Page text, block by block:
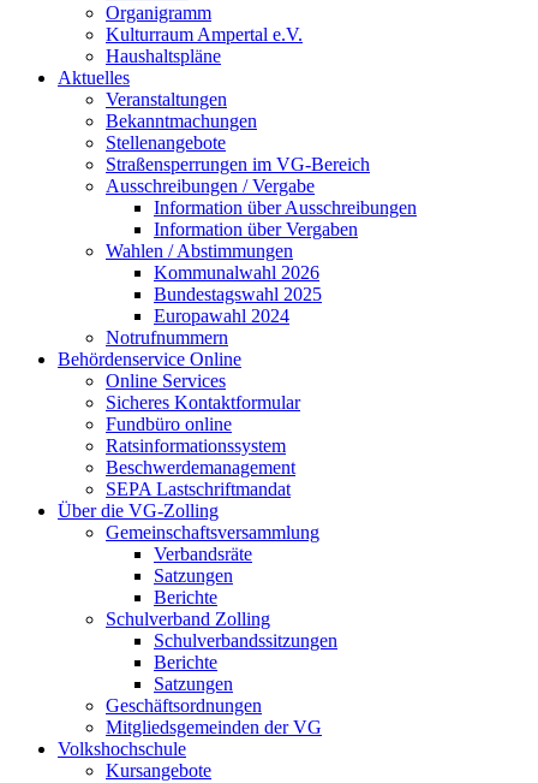
Organigramm
Kulturraum Ampertal e.V.
Haushaltspläne
Aktuelles
Veranstaltungen
Bekanntmachungen
Stellenangebote
Straßensperrungen im VG-Bereich
Ausschreibungen / Vergabe
Information über Ausschreibungen
Information über Vergaben
Wahlen / Abstimmungen
Kommunalwahl 2026
Bundestagswahl 2025
Europawahl 2024
Notrufnummern
Behördenservice Online
Online Services
Sicheres Kontaktformular
Fundbüro online
Ratsinformationssystem
Beschwerdemanagement
SEPA Lastschriftmandat
Über die VG-Zolling
Gemeinschaftsversammlung
Verbandsräte
Satzungen
Berichte
Schulverband Zolling
Schulverbandssitzungen
Berichte
Satzungen
Geschäftsordnungen
Mitgliedsgemeinden der VG
Volkshochschule
Kursangebote